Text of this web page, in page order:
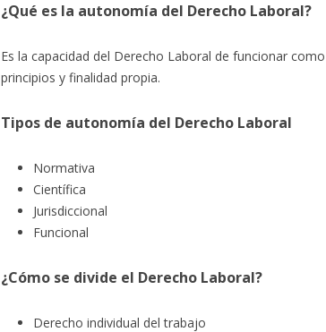
¿Qué es la autonomía del Derecho Laboral?
Es la capacidad del Derecho Laboral de funcionar
principios y finalidad propia.
Tipos de autonomía del Derecho Laboral
Normativa
Científica
Jurisdiccional
Funcional
¿Cómo se divide el Derecho Laboral?
Derecho individual del trabajo